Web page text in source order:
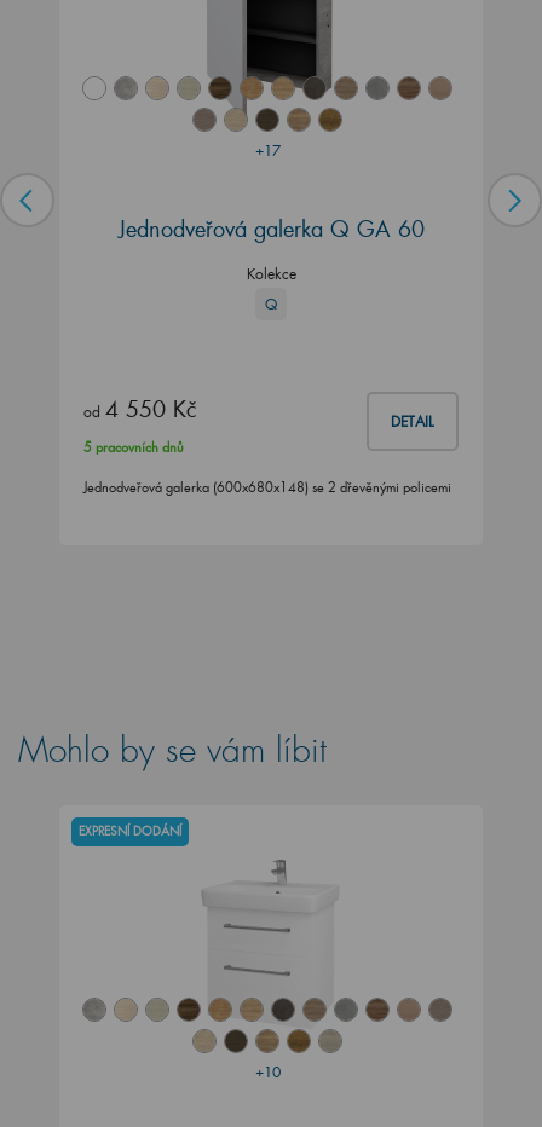
+17
Jednodveřová galerka Q GA 60
Kolekce
Q
od 4 550 Kč DETAIL
5 pracovních dnů
Jednodveřová galerka (600x680x148) se 2 dřevěnými policemi
Mohlo by se vám líbit
+10
EXPRESNÍ DODÁNÍ